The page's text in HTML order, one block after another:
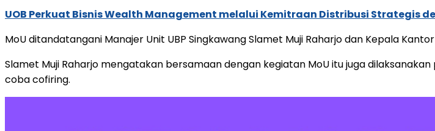
UOB Perkuat Bisnis Wealth Management melalui Kemitraan Distribusi Strategis
MoU ditandatangani Manajer Unit UBP Singkawang Slamet Muji Raharjo dan Kepala
Slamet Muji Raharjo mengatakan bersamaan dengan kegiatan MoU itu juga
coba cofiring.